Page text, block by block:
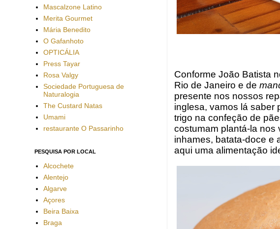
Conforme João Batista
Rio de Janeiro e de
presente nos nossos
inglesa, vamos lá saber
trigo na confeção de
costumam plantá-la nos
inhames, batata-doce e
aqui uma alimentação
Mascalzone Latino
Merita Gourmet
Mária Benedito
O Gafanhoto
OPTICÁLIA
Press Tayar
Rosa Valgy
Sociedade Portuguesa de
Naturalogia
The Custard Natas
Umami
restaurante O Passarinho
PESQUISA POR LOCAL
Alcochete
Alentejo
Algarve
Açores
Beira Baixa
Braga